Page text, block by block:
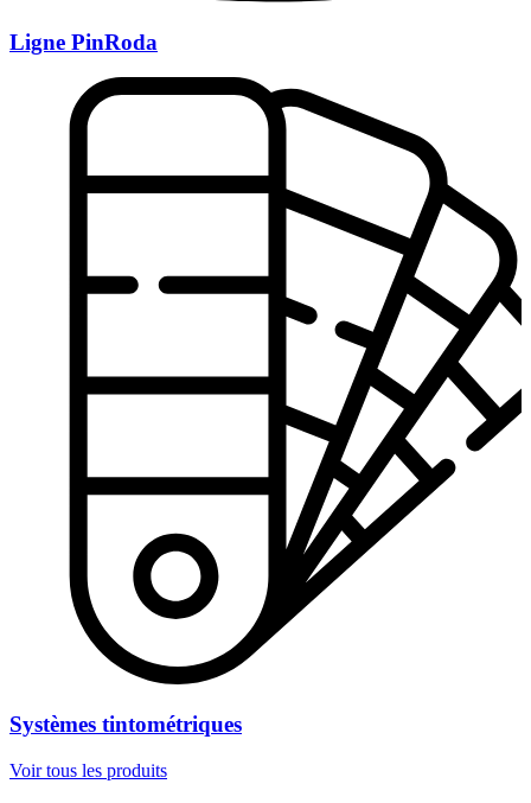
Ligne PinRoda
Systèmes tintométriques
Voir tous les produits